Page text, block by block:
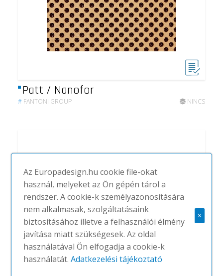
Patt / Nanofor
# FANTONI GROUP NINCS
Az Europadesign.hu cookie file-okat
használ, melyeket az Ön gépén tárol a
rendszer. A cookie-k személyazonosítására
nem alkalmasak, szolgáltatásaink
biztosításához illetve a felhasználói élmény
javítása miatt szükségesek. Az oldal
használatával Ön elfogadja a cookie-k
használatát.Adatkezelési tájékoztató
×